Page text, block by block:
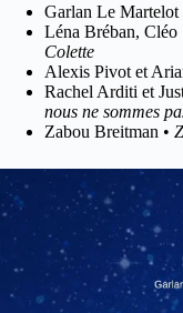
Garlan Le Martelot
Léna Bréban, Cléo
Colette
Alexis Pivot et
Rachel Arditi et
nous ne sommes
Zabou Breitman •